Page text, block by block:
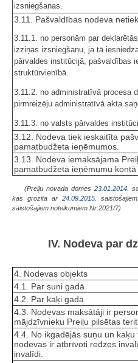
izsniegšanas.
3.11. Pašvaldības nodeva
3.11.1. no personām par
izziņas izsniegšanu, ja tā
pārvaldes institūcijā, pašvaldības
struktūrvienībā.
3.11.2. no administratīvā procesa
pirmreizēju administratīvā akta
3.11.3. no valsts pārvaldes
3.12. Nodeva tiek ieskaitīta
pamatbudžeta ieņēmumos.
3.13. Nodeva iemaksājama
pamatbudžeta ieņēmumu kontā
(Preiļu novada domes 23.01.2014.
kas grozīta ar 24.09.2015.
saistošajiem noteikumiem Nr.2021/7)
IV. Nodeva par
4. Nodevas objekts
4.1. Par suni gadā
4.2. Par kaķi gadā
4.3. Nodevas maksātāji ir
mājdzīvnieku Preiļu pilsētas
4.4. No ikgadējās suņu un kaķu
nodevas ir atbrīvoti redzes
invalīdi.